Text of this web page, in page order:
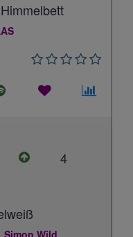
4
Wild